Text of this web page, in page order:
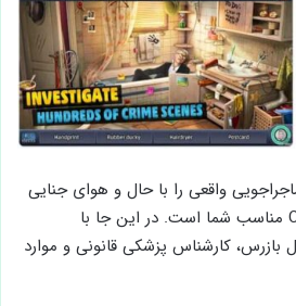
واقعی را با حال و هوای جنایی
تجربه کنید، Criminal Case مناسب شما است. در این جا با
کارشناس پزشکی قانونی و موارد